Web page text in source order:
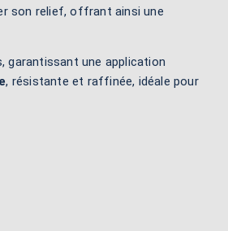
son relief, offrant ainsi une
garantissant une application
, résistante et raffinée, idéale pour